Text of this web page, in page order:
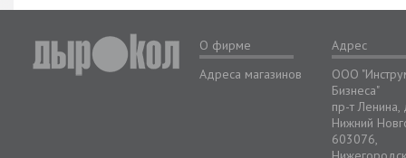
О фирме
Адреса магазинов
Адрес
ООО
Бизнеса"
пр-т
Нижний
603076,